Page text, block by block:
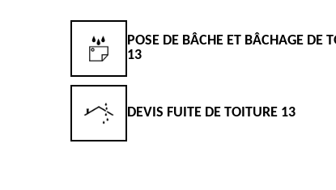
POSE DE BÂCHE ET BÂCHAGE DE
13
DEVIS FUITE DE TOITURE 13